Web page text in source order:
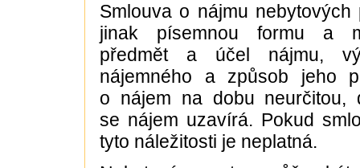
Smlouva o nájmu
jinak písemnou formu a
předmět a účel nájmu,
nájemného a způsob jeho
o nájem na dobu neurčitou,
se nájem uzavírá. Pokud
tyto náležitosti je neplatná.